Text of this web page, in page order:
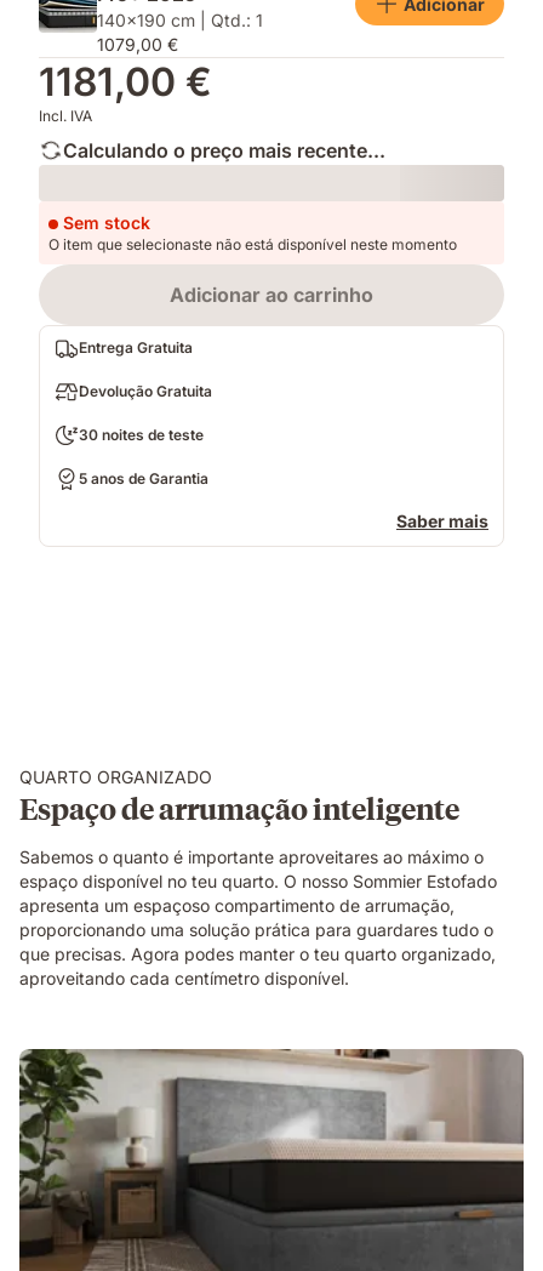
140x190 cm | Qtd.: 1
1079,00 €
1181,00 €
Incl. IVA
Calculando o preço mais recente...
Loading
Sem stock
O item que selecionaste não está disponível neste momento
Adicionar ao carrinho
Entrega Gratuita
Devolução Gratuita
30 noites de teste
5 anos de Garantia
Saber mais
QUARTO ORGANIZADO
Espaço de arrumação inteligente
Sabemos o quanto é importante aproveitares ao máximo o
espaço disponível no teu quarto. O nosso Sommier Estofado
apresenta um espaçoso compartimento de arrumação,
proporcionando uma solução prática para guardares tudo o
que precisas. Agora podes manter o teu quarto organizado,
aproveitando cada centímetro disponível.